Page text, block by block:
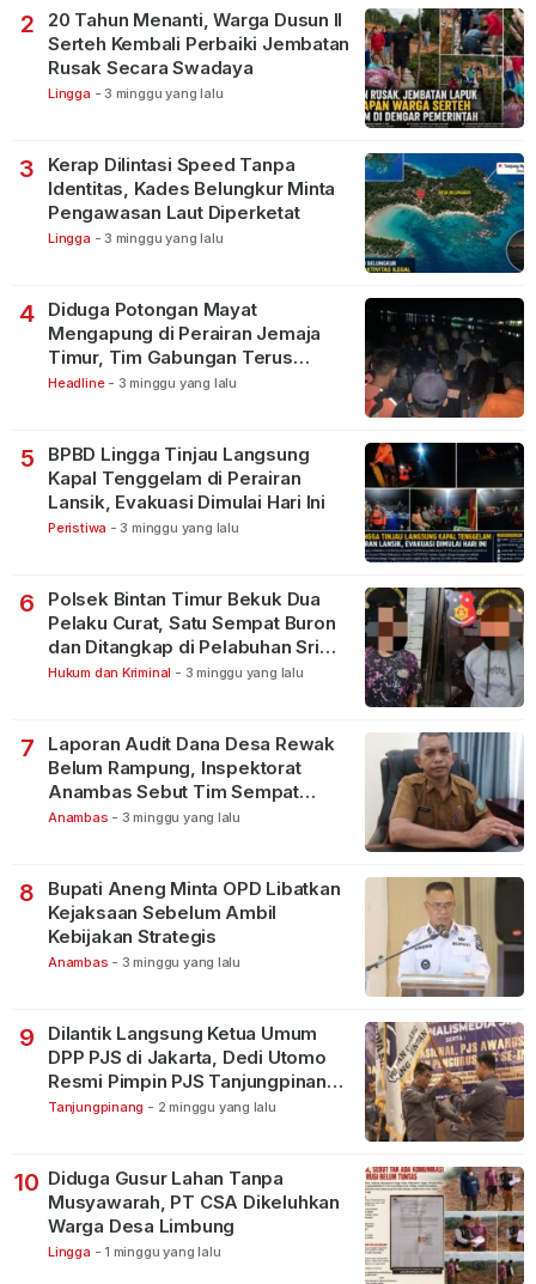
2
20 Tahun Menanti, Warga Dusun II
Serteh Kembali Perbaiki Jembatan
Rusak Secara Swadaya
Lingga - 3 minggu yang lalu
3
Kerap Dilintasi Speed Tanpa
Identitas, Kades Belungkur Minta
Pengawasan Laut Diperketat
Lingga - 3 minggu yang lalu
4
Diduga Potongan Mayat
Mengapung di Perairan Jemaja
Timur, Tim Gabungan Terus
Lakukan Pencarian
Headline - 3 minggu yang lalu
5
BPBD Lingga Tinjau Langsung
Kapal Tenggelam di Perairan
Lansik, Evakuasi Dimulai Hari Ini
Peristiwa - 3 minggu yang lalu
6
Polsek Bintan Timur Bekuk Dua
Pelaku Curat, Satu Sempat Buron
dan Ditangkap di Pelabuhan Sri
Bintan Pura
Hukum dan Kriminal - 3 minggu yang lalu
7
Laporan Audit Dana Desa Rewak
Belum Rampung, Inspektorat
Anambas Sebut Tim Sempat
Terbagi Tangani Kasus Lain
Anambas - 3 minggu yang lalu
8
Bupati Aneng Minta OPD Libatkan
Kejaksaan Sebelum Ambil
Kebijakan Strategis
Anambas - 3 minggu yang lalu
9
Dilantik Langsung Ketua Umum
DPP PJS di Jakarta, Dedi Utomo
Resmi Pimpin PJS Tanjungpinang-
Bintan
Tanjungpinang - 2 minggu yang lalu
10 Diduga Gusur Lahan Tanpa
Musyawarah, PT CSA Dikeluhkan
Warga Desa Limbung
Lingga - 1 minggu yang lalu